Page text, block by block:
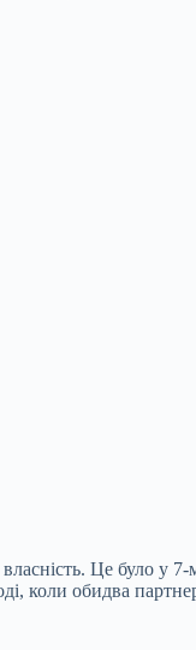
Це було у 7-
коли обидва